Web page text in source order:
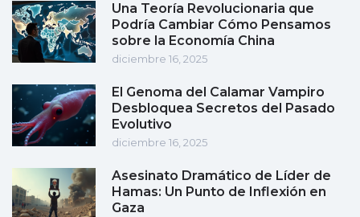
Una Teoría Revolucionaria que
Podría Cambiar Cómo Pensamos
sobre la Economía China
diciembre 16, 2025
El Genoma del Calamar Vampiro
Desbloquea Secretos del Pasado
Evolutivo
diciembre 16, 2025
Asesinato Dramático de Líder de
Hamas: Un Punto de Inflexión en
Gaza